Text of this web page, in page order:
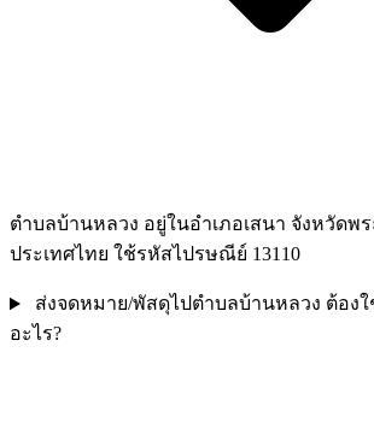
ตำบลบ้านหลวง อยู่ในอำเภอเสนา จังหวัดพ
ประเทศไทย ใช้รหัสไปรษณีย์ 13110
ส่งจดหมาย/พัสดุไปตำบลบ้านหลวง ต้อง
อะไร?